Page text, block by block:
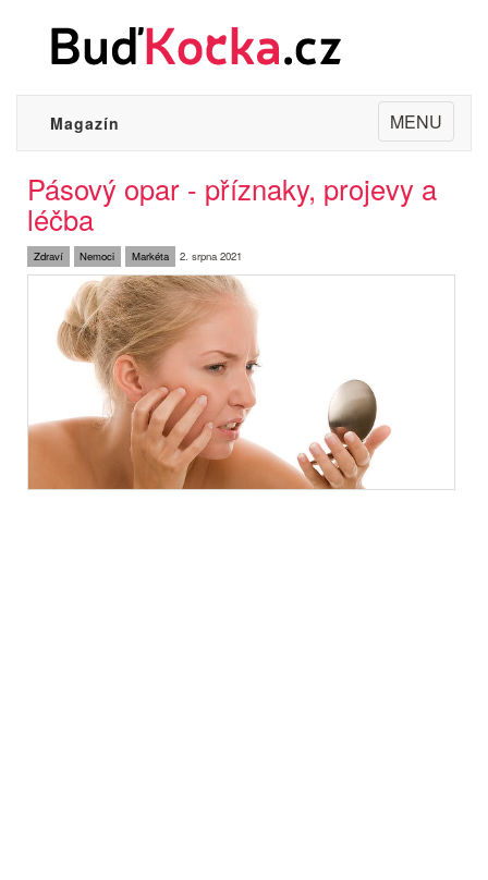
Toggle
navigation
MENU
Magazín
Pásový opar - příznaky, projevy a
léčba
Zdraví Nemoci Markéta 2. srpna 2021